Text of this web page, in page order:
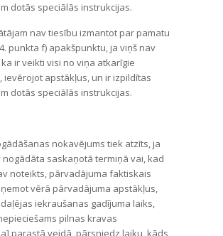
dotās speciālās instrukcijas.
nav tiesību izmantot par pamatu
punkta f) apakšpunktu, ja viņš nav
ir veikti visi no viņa atkarīgie
ievērojot apstākļus, un ir izpildītas
dotās speciālās instrukcijas.
nokavējums tiek atzīts, ja
nogādāta saskaņotā termiņā vai, kad
noteikts, pārvadājuma faktiskais
vērā pārvadājuma apstākļus,
iekraušanas gadījuma laiks,
pilnas kravas
parastā veidā, pārsniedz laiku, kāds